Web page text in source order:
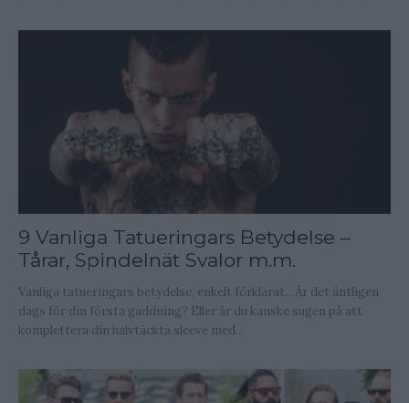
9 Vanliga Tatueringars Betydelse –
Tårar, Spindelnät Svalor m.m.
Vanliga tatueringars betydelse, enkelt förklarat... Är det äntligen
dags för din första gaddning? Eller är du kanske sugen på att
komplettera din halvtäckta sleeve med...